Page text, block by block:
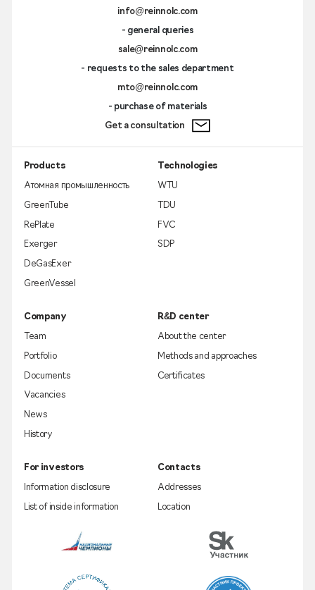
info@reinnolc.com
- general queries
sale@reinnolc.com
- requests to the sales department
mto@reinnolc.com
- purchase of materials
Get a consultation
Products
Атомная промышленность
GreenTube
RePlate
Exerger
DeGasExer
GreenVessel
Technologies
WTU
TDU
FVC
SDP
Company
Team
Portfolio
Documents
Vacancies
News
History
R&D center
About the center
Methods and approaches
Certificates
For investors
Information disclosure
List of inside information
Contacts
Addresses
Location